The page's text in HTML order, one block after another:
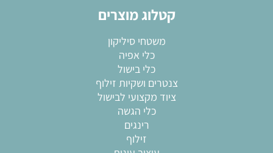
קטלוג מוצרים
משטחי סיליקון
כלי אפיה
כלי בישול
צנטרים ושקיות זילוף
ציוד מקצועי לבישול
כלי הגשה
רינגים
זילוף